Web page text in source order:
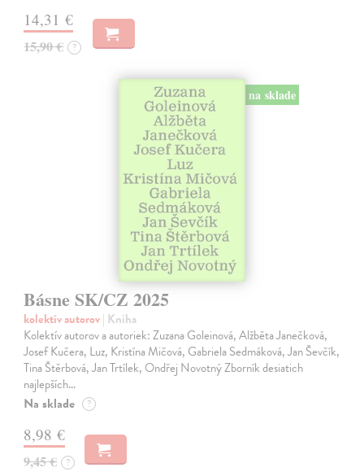
14,31 €
15,90 € ?
na sklade
Básne SK/CZ 2025
kolektív autorov| Kniha
Kolektív autorov a autoriek: Zuzana Goleinová, Alžběta Janečková,
Josef Kučera, Luz, Kristína Mičová, Gabriela Sedmáková, Jan Ševčík,
Tina Štěrbová, Jan Trtílek, Ondřej Novotný Zborník desiatich
najlepších…
Na sklade ?
8,98 €
9,45 € ?